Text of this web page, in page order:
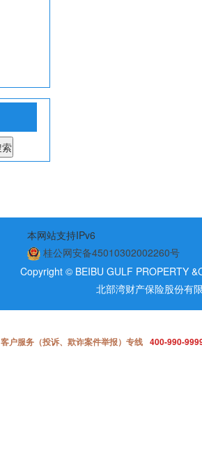
本网站支持IPv6
桂公网安备45010302002260号
Copyright © BEIBU GULF PROPERTY
北部湾财产保险股份有
客户服务（投诉、欺诈案件举报）专线 400-990-